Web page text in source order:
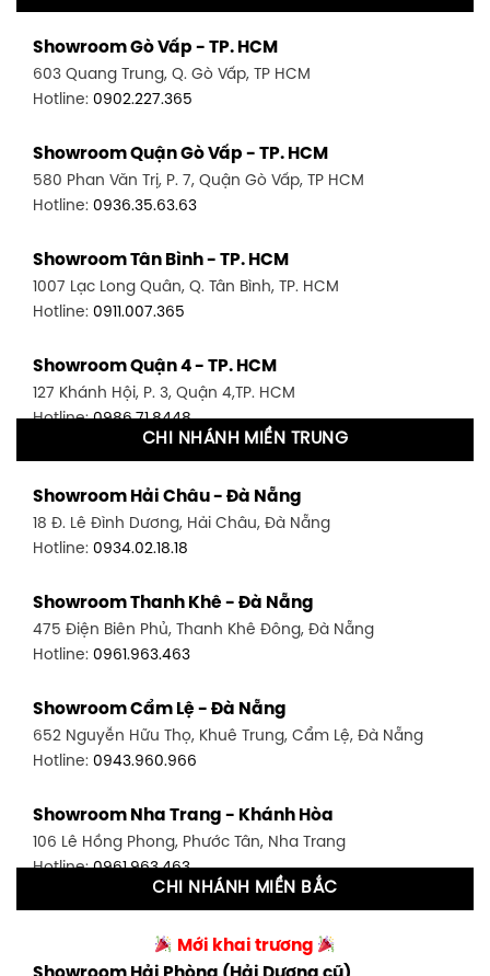
Showroom Gò Vấp - TP. HCM
603 Quang Trung, Q. Gò Vấp, TP HCM
Hotline: 0902.227.365
Showroom Quận Gò Vấp - TP. HCM
580 Phan Văn Trị, P. 7, Quận Gò Vấp, TP HCM
Hotline: 0936.35.63.63
Showroom Tân Bình - TP. HCM
1007 Lạc Long Quân, Q. Tân Bình, TP. HCM
Hotline: 0911.007.365
Showroom Quận 4 - TP. HCM
127 Khánh Hội, P. 3, Quận 4,TP. HCM
Hotline:0986.71.8448
1411 Đường 3/2, P. 16, Quận 11, TP. HCM
Hotline:0906.256.759
1448 Huỳnh Tấn Phát, Phú Thuận, Quận 7, TP HCM
Hotline:0946.480.580
348 Đ. Bạch Đằng, P. 14, Bình Thạnh, TP HCM
Hotline:0902.716.230
591 Hoàng Văn Thụ, P. 4, Tân Bình, TP HCM
Hotline:0906.256.759
Showroom Tân Bình 2 - TP. HCM
0986.71.8448
CHI NHÁNH MIỀN TRUNG
Showroom Hải Châu - Đà Nẵng
18 Đ. Lê Đình Dương, Hải Châu, Đà Nẵng
Hotline: 0934.02.18.18
Showroom Thanh Khê - Đà Nẵng
475 Điện Biên Phủ, Thanh Khê Đông, Đà Nẵng
Hotline: 0961.963.463
Showroom Cẩm Lệ - Đà Nẵng
652 Nguyễn Hữu Thọ, Khuê Trung, Cẩm Lệ, Đà Nẵng
Hotline: 0943.960.966
Showroom Nha Trang - Khánh Hòa
106 Lê Hồng Phong, Phước Tân, Nha Trang
Hotline:0961.963.463
27-29 Nguyễn Sỹ Sách, Hưng Bình, TP Vinh, Nghệ An
CHI NHÁNH MIỀN BẮC
Mới khai trương